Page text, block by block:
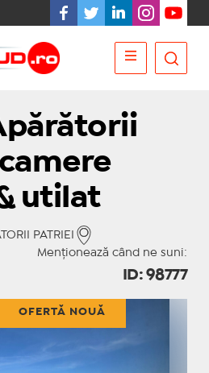
utilat
PATRIEI
Menționează când ne suni:
ID: 98777
OFERTĂ NOUĂ